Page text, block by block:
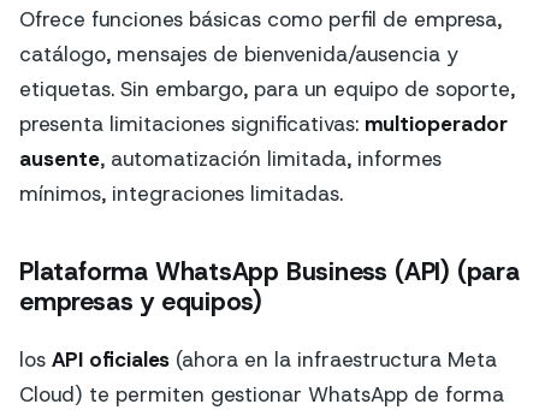
Ofrece funciones básicas como perfil de empresa,
catálogo, mensajes de bienvenida/ausencia y
etiquetas. Sin embargo, para un equipo de soporte,
presenta limitaciones significativas: multioperador
ausente, automatización limitada, informes
mínimos, integraciones limitadas.
Plataforma WhatsApp Business (API) (para
empresas y equipos)
los API oficiales (ahora en la infraestructura Meta
Cloud) te permiten gestionar WhatsApp de forma